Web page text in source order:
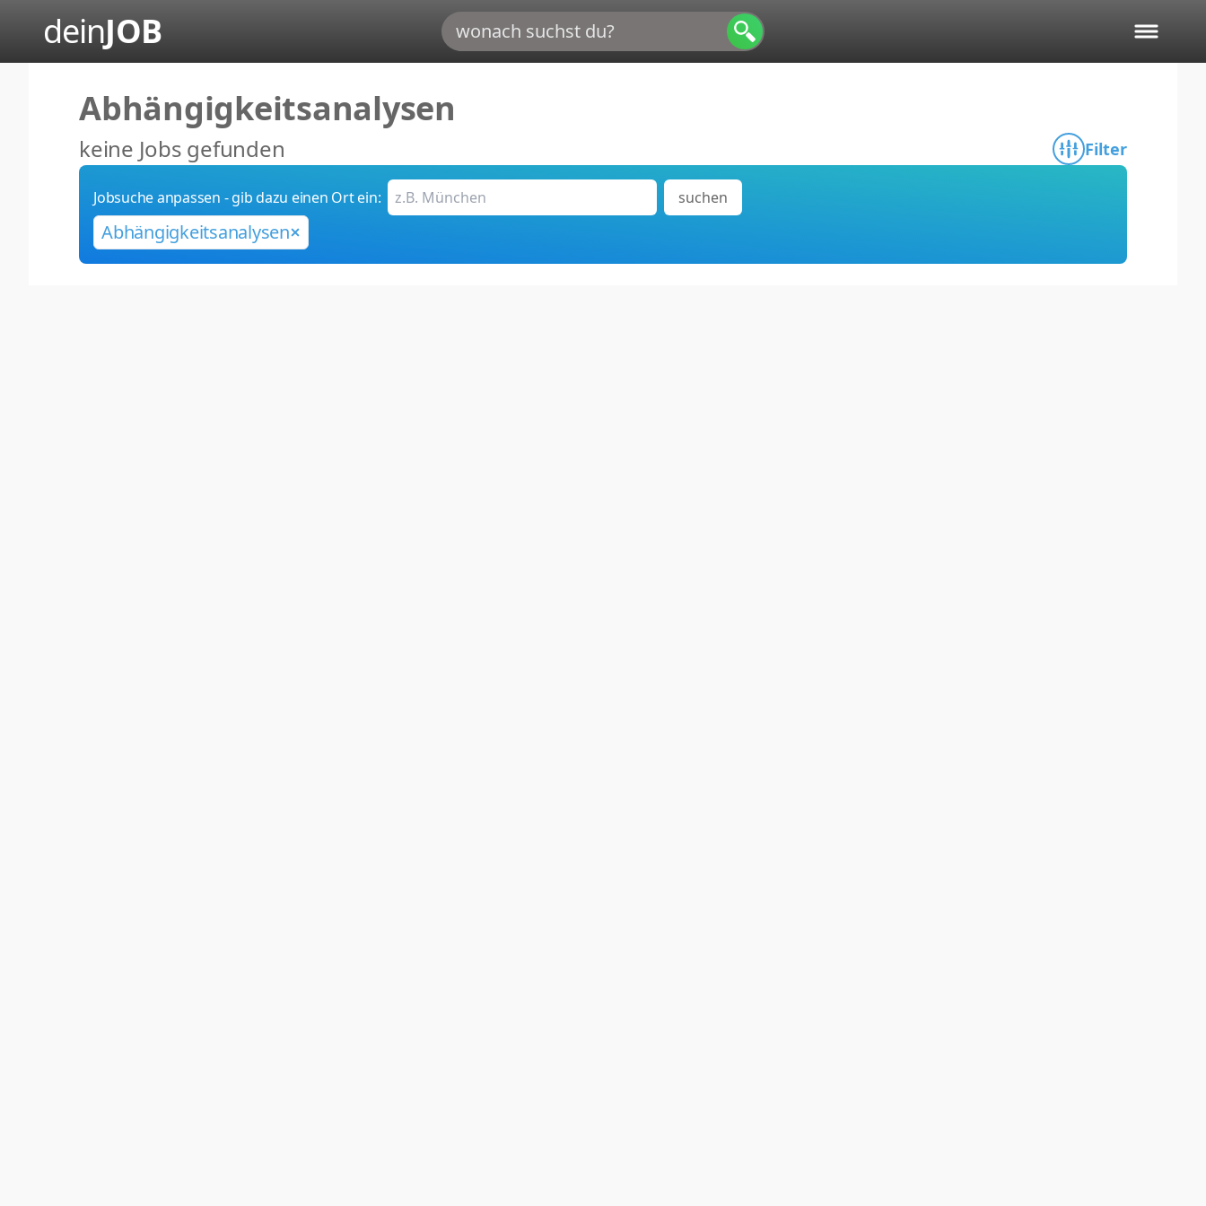
deinJOB
Abhängigkeitsanalysen
keine Jobs gefunden Filter
Jobsuche anpassen - gib dazu einen Ort ein: suchen
Abhängigkeitsanalysen